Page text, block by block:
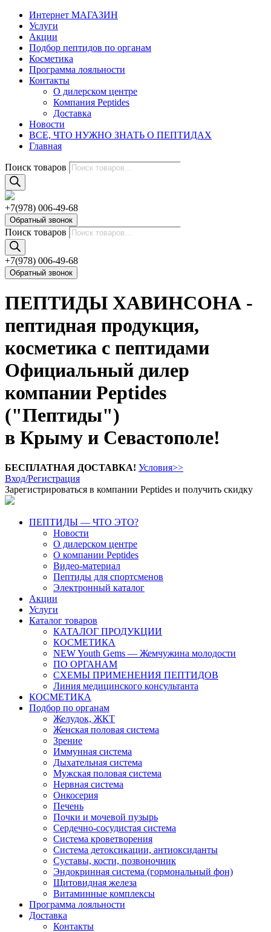
Интернет МАГАЗИН
Услуги
Акции
Подбор пептидов по органам
Косметика
Программа лояльности
Контакты
О дилерском центре
Компания Peptides
Доставка
Новости
ВСЕ, ЧТО НУЖНО ЗНАТЬ О ПЕПТИДАХ
Главная
Поиск товаров
+7(978) 006-49-68
Обратный звонок
Поиск товаров
+7(978) 006-49-68
Обратный звонок
ПЕПТИДЫ ХАВИНСОНА -
пептидная продукция,
косметика с пептидами
Официальный дилер
компании Peptides
("Пептиды")
в Крыму и Севастополе!
БЕСПЛАТНАЯ ДОСТАВКА! Условия>>
Вход/Регистрация
Зарегистрироваться в компании Peptides и получить скидку
ПЕПТИДЫ — ЧТО ЭТО?
Новости
О дилерском центре
О компании Peptides
Видео-материал
Пептиды для спортсменов
Электронный каталог
Акции
Услуги
Каталог товаров
КАТАЛОГ ПРОДУКЦИИ
КОСМЕТИКА
NEW Youth Gems — Жемчужина молодости
ПО ОРГАНАМ
СХЕМЫ ПРИМЕНЕНИЯ ПЕПТИДОВ
Линия медицинского консультанта
КОСМЕТИКА
Подбор по органам
Желудок, ЖКТ
Женская половая система
Зрение
Иммунная система
Дыхательная система
Мужская половая система
Нервная система
Онкосерия
Печень
Почки и мочевой пузырь
Сердечно-сосудистая система
Система кроветворения
Система детоксикации, антиоксиданты
Суставы, кости, позвоночник
Эндокринная система (гормональный фон)
Щитовидная железа
Витаминные комплексы
Программа лояльности
Доставка
Контакты